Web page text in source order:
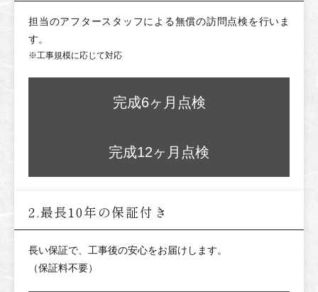
担当のアフタースタッフによる無償の訪問点検を行いま
す。
※工事規模に応じて対応
完成6ヶ月点検
完成12ヶ月点検
2.最長10年の保証付き
長い保証で、工事後の安心をお届けします。
（保証料不要）